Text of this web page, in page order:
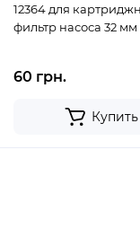
12364 для
фильтр насоса 32 мм
60 грн.
Купить